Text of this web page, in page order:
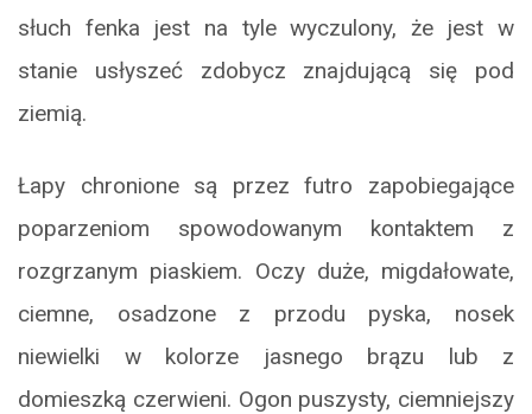
słuch fenka jest na tyle wyczulony, że jest w
stanie usłyszeć zdobycz znajdującą się pod
ziemią.
Łapy chronione są przez futro zapobiegające
poparzeniom spowodowanym kontaktem z
rozgrzanym piaskiem. Oczy duże, migdałowate,
ciemne, osadzone z przodu pyska, nosek
niewielki w kolorze jasnego brązu lub z
domieszką czerwieni. Ogon puszysty, ciemniejszy